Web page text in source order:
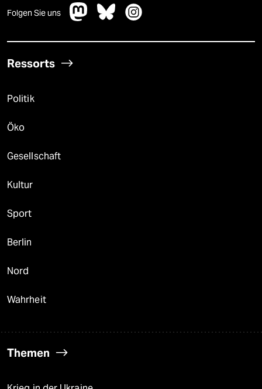
Folgen Sie uns
Ressorts
Politik
Öko
Gesellschaft
Kultur
Sport
Berlin
Nord
Wahrheit
Themen